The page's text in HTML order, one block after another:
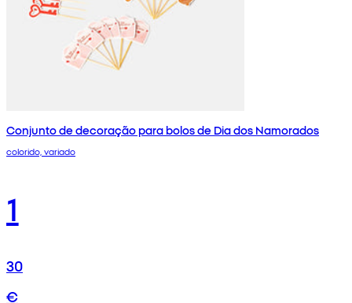
Conjunto de decoração para bolos de Dia dos Namorados
colorido, variado
1
30
€